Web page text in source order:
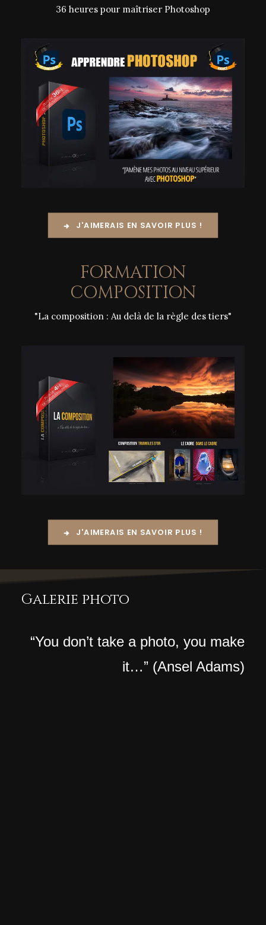
36 heures pour maîtriser Photoshop
J'AIMERAIS EN SAVOIR PLUS !
FORMATION
COMPOSITION
"La composition : Au delà de la règle des tiers"
J'AIMERAIS EN SAVOIR PLUS !
Galerie photo
“You don’t take a photo, you make
it…” (Ansel Adams)